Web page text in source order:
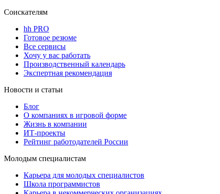
Соискателям
hh PRO
Готовое резюме
Все сервисы
Хочу у вас работать
Производственный календарь
Экспертная рекомендация
Новости и статьи
Блог
О компаниях в игровой форме
Жизнь в компании
ИТ-проекты
Рейтинг работодателей России
Молодым специалистам
Карьера для молодых специалистов
Школа программистов